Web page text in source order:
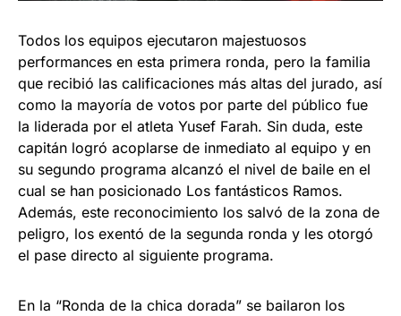
Todos los equipos ejecutaron majestuosos
performances en esta primera ronda, pero la familia
que recibió las calificaciones más altas del jurado, así
como la mayoría de votos por parte del público fue
la liderada por el atleta Yusef Farah. Sin duda, este
capitán logró acoplarse de inmediato al equipo y en
su segundo programa alcanzó el nivel de baile en el
cual se han posicionado Los fantásticos Ramos.
Además, este reconocimiento los salvó de la zona de
peligro, los exentó de la segunda ronda y les otorgó
el pase directo al siguiente programa.
En la “Ronda de la chica dorada” se bailaron los